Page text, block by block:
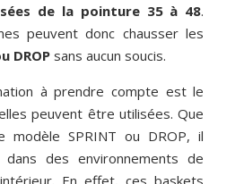
de la pointure 35 à 48.
peuvent donc chausser les
DROPsans aucun soucis.
à prendre compte est le
peuvent être utilisées. Que
modèle SPRINT ou DROP, il
des environnements de
En effet, ces baskets